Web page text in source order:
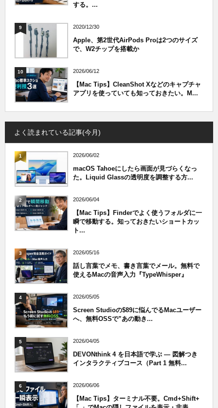
する。...
9 2020/12/30
Apple、第2世代AirPods Proは2つのサイズ
で、W2チップを搭載か
10 2026/06/12
【Mac Tips】CleanShot Xなどのキャプチャ
アプリを使っていても知っておきたい。M...
よく読まれている記事(今月)
1 2026/06/02
macOS Tahoeにしたら画面が見づらくなっ
た。Liquid Glassの透明度を調整する方...
2 2026/06/04
【Mac Tips】Finderでよく使うフォルダに一
瞬で移動する。知っておきたいショートカッ
ト...
3 2026/05/16
話し言葉でメモ、書き言葉でメール。無料で
使えるMacの音声入力『TypeWhisper』
4 2026/05/05
Screen Studioの$89に悩んでるMacユーザー
へ、無料OSSで”あの動き...
5 2026/04/05
DEVONthink 4 を日本語で学ぶ — 図解つき
インタラクティブコース（Part 1 無料...
6 2026/06/06
【Mac Tips】ターミナル不要。Cmd+Shift+